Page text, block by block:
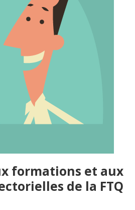
française
française
formations et aux
de la FTQ